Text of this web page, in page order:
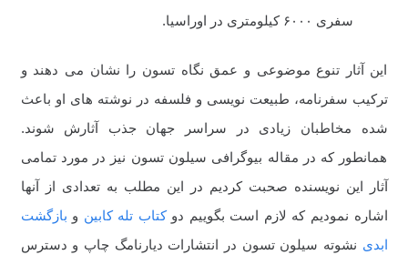
سفری ۶۰۰۰ کیلومتری در اوراسیا.
این آثار تنوع موضوعی و عمق نگاه تسون را نشان می دهند و
ترکیب سفرنامه، طبیعت نویسی و فلسفه در نوشته های او باعث
شده مخاطبان زیادی در سراسر جهان جذب آثارش شوند.
همانطور که در مقاله بیوگرافی سیلون تسون نیز در مورد تمامی
آثار این نویسنده صحبت کردیم در این مطلب به تعدادی از آنها
اشاره نمودیم که لازم است بگوییم دوکتاب تله کابین و بازگشت
ابدی نشوته سیلون تسون در انتشارات دیارنامگ چاپ و دسترس